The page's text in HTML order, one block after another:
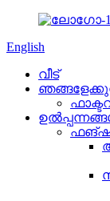
English
വീട്